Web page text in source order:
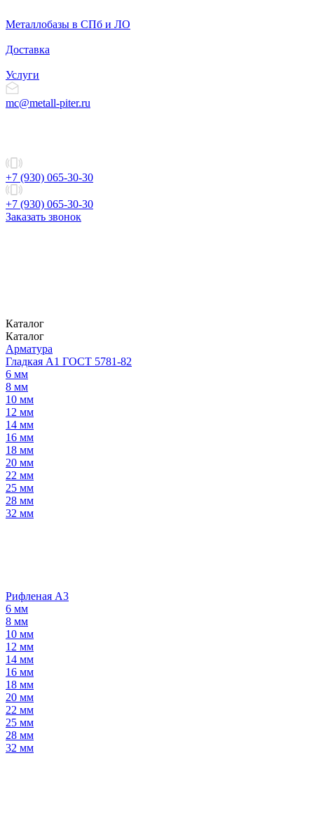
Металлобазы в СПб и ЛО
Доставка
Услуги
mc@metall-piter.ru
+7 (930) 065-30-30
+7 (930) 065-30-30
Заказать звонок
Каталог
Каталог
Арматура
Гладкая А1 ГОСТ 5781-82
6 мм
8 мм
10 мм
12 мм
14 мм
16 мм
18 мм
20 мм
22 мм
25 мм
28 мм
32 мм
Рифленая А3
6 мм
8 мм
10 мм
12 мм
14 мм
16 мм
18 мм
20 мм
22 мм
25 мм
28 мм
32 мм